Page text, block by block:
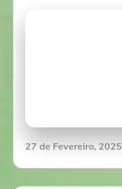
Posted
27 de Fevereiro, 2025